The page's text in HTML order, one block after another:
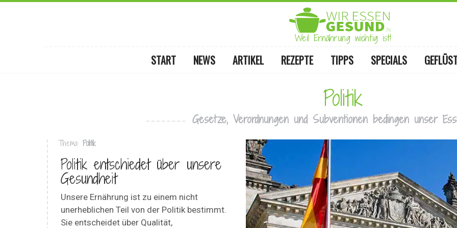
Weil Ernährung wichtig ist!
START NEWS ARTIKEL REZEPTE TIPPS SPECIALS
Politik
Gesetze, Verordnungen und Subventionen bedingen unser
Thema: Politik
Politik entschiedet über unsere
Gesundheit
Unsere Ernährung ist zu einem nicht
unerheblichen Teil von der Politik bestimmt.
Sie entscheidet über Qualität,